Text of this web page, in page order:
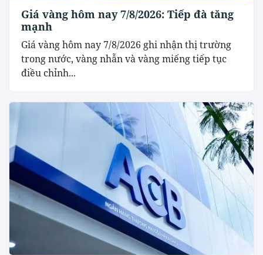
Giá vàng hôm nay 7/8/2026: Tiếp đà tăng
mạnh
Giá vàng hôm nay 7/8/2026 ghi nhận thị trường
trong nước, vàng nhẫn và vàng miếng tiếp tục
điều chỉnh...